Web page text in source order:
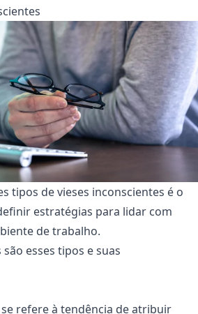
tipos de vieses inconscientes é o
estratégias para lidar com
de trabalho.
esses tipos e suas
refere à tendência de atribuir